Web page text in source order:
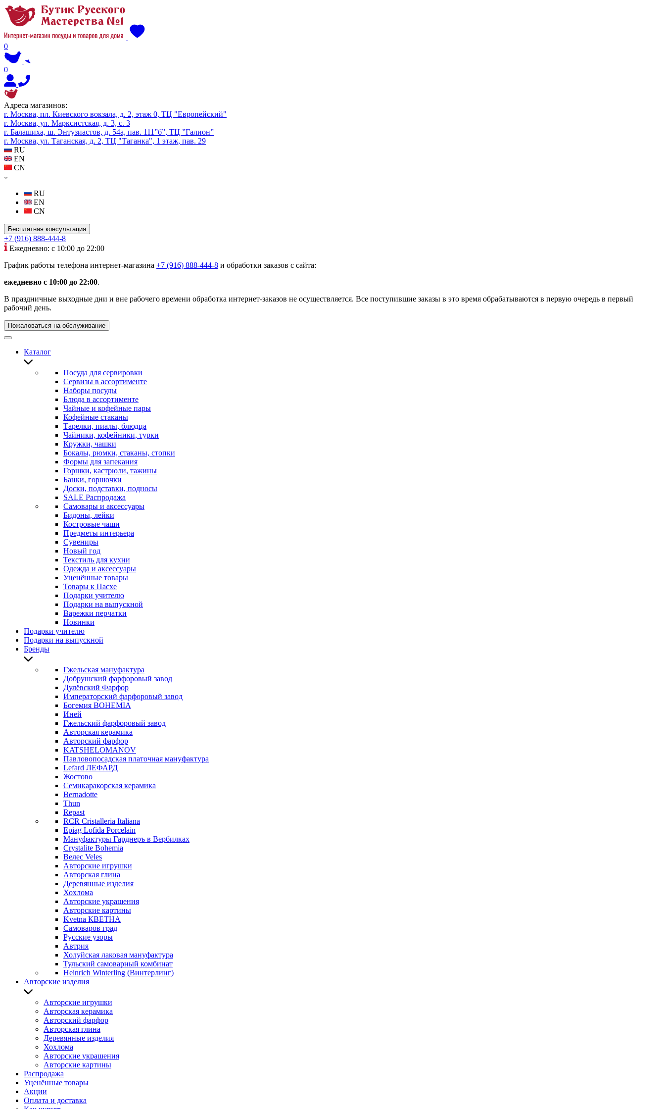
0
0
Адреса магазинов:
г. Москва, пл. Киевского вокзала, д. 2, этаж 0, ТЦ "Европейский"
г. Москва, ул. Марксистская, д. 3, с. 3
г. Балашиха, ш. Энтузиастов, д. 54а, пав. 111”б”, ТЦ ”Галион”
г. Москва, ул. Таганская, д. 2, ТЦ "Таганка", 1 этаж, пав. 29
RU
EN
CN
RU
EN
CN
Бесплатная консультация
+7 (916) 888-444-8
Ежедневно: с 10:00 до 22:00
График работы телефона интернет-магазина +7 (916) 888-444-8 и обработки заказов с сайта:
ежедневно с 10:00 до 22:00.
В праздничные выходные дни и вне рабочего времени обработка интернет-заказов не осуществляется. Все поступившие заказы в это время обрабатываются в первую очередь в первый
рабочий день.
Пожаловаться на обслуживание
Каталог
Посуда для сервировки
Сервизы в ассортименте
Наборы посуды
Блюда в ассортименте
Чайные и кофейные пары
Кофейные стаканы
Тарелки, пиалы, блюдца
Чайники, кофейники, турки
Кружки, чашки
Бокалы, рюмки, стаканы, стопки
Формы для запекания
Горшки, кастрюли, тажины
Банки, горшочки
Доски, подставки, подносы
SALE Распродажа
Самовары и аксессуары
Бидоны, лейки
Костровые чаши
Предметы интерьера
Сувениры
Новый год
Текстиль для кухни
Одежда и аксессуары
Уценённые товары
Товары к Пасхе
Подарки учителю
Подарки на выпускной
Варежки перчатки
Новинки
Подарки учителю
Подарки на выпускной
Бренды
Гжельская мануфактура
Добрушский фарфоровый завод
Дулёвский Фарфор
Императорский фарфоровый завод
Богемия BOHEMIA
Иней
Гжельский фарфоровый завод
Авторская керамика
Авторский фарфор
KATSHELOMANOV
Павловопосадская платочная мануфактура
Lefard ЛЕФАРД
Жостово
Семикаракорская керамика
Bernadotte
Thun
Repast
RCR Cristalleria Italiana
Epiag Lofida Porcelain
Мануфактуры Гарднеръ в Вербилках
Crystalite Bohemia
Велес Veles
Авторские игрушки
Авторская глина
Деревянные изделия
Хохлома
Авторские украшения
Авторские картины
Kvetna КВЕТНА
Самоваров град
Русские узоры
Автрия
Холуйская лаковая мануфактура
Тульский самоварный комбинат
Heinrich Winterling (Винтерлинг)
Авторские изделия
Авторские игрушки
Авторская керамика
Авторский фарфор
Авторская глина
Деревянные изделия
Хохлома
Авторские украшения
Авторские картины
Распродажа
Уценённые товары
Акции
Оплата и доставка